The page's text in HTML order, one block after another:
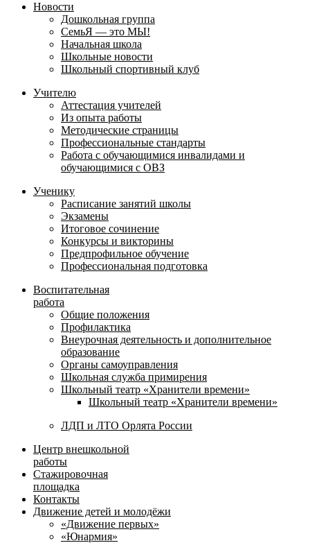
Новости
Дошкольная группа
СемьЯ — это МЫ!
Начальная школа
Школьные новости
Школьный спортивный клуб
Учителю
Аттестация учителей
Из опыта работы
Методические страницы
Профессиональные стандарты
Работа с обучающимися инвалидами и
обучающимися с ОВЗ
Ученику
Расписание занятий школы
Экзамены
Итоговое сочинение
Конкурсы и викторины
Предпрофильное обучение
Профессиональная подготовка
Воспитательная
работа
Общие положения
Профилактика
Внеурочная деятельность и дополнительное
образование
Органы самоуправления
Школьная служба примирения
Школьный театр «Хранители времени»
Школьный театр «Хранители времени»
ЛДП и ЛТО Орлята России
Центр внешкольной
работы
Стажировочная
площадка
Контакты
Движение детей и молодёжи
«Движение первых»
«Юнармия»